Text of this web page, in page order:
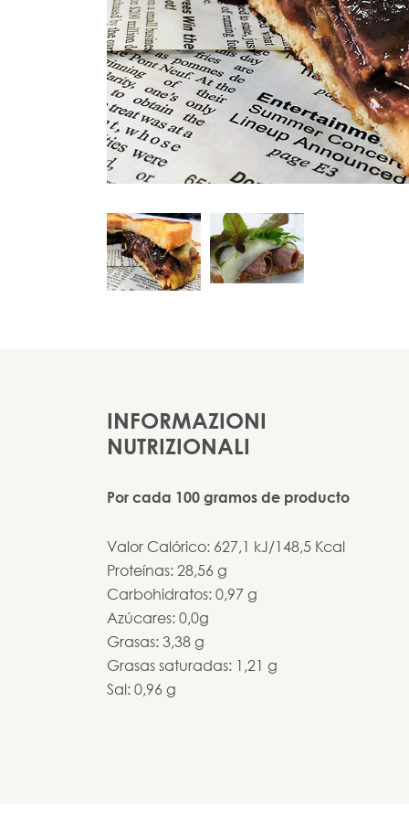
INFORMAZIONI
NUTRIZIONALI
Por cada 100 gramos de producto
Valor Calórico: 627,1 kJ/148,5 Kcal
Proteínas: 28,56 g
Carbohidratos: 0,97 g
Azúcares: 0,0g
Grasas: 3,38 g
Grasas saturadas: 1,21 g
Sal: 0,96 g